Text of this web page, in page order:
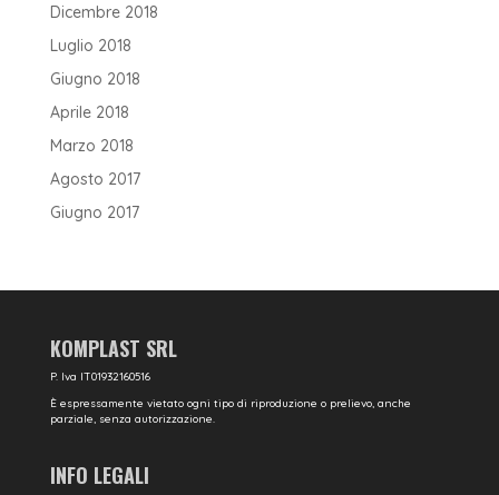
Dicembre 2018
Luglio 2018
Giugno 2018
Aprile 2018
Marzo 2018
Agosto 2017
Giugno 2017
KOMPLAST SRL
P. Iva IT01932160516
È espressamente vietato ogni tipo di riproduzione o prelievo, anche
parziale, senza autorizzazione.
INFO LEGALI